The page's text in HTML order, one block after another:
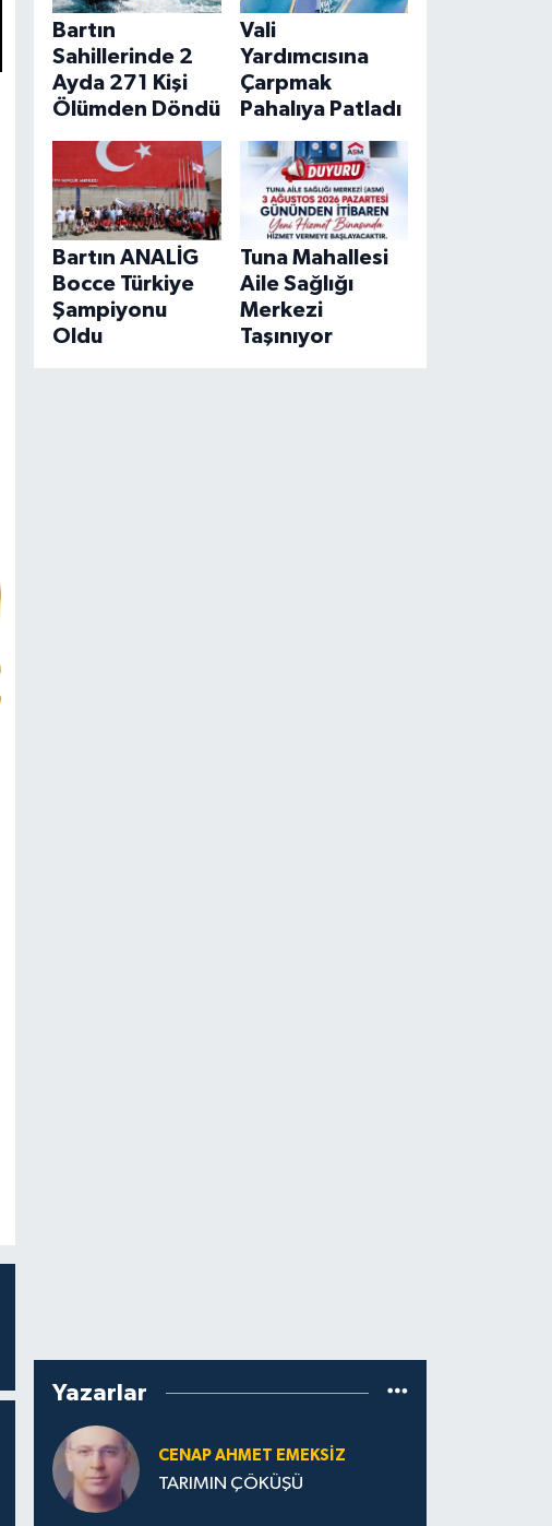
Bartın
Sahillerinde 2
Ayda 271 Kişi
Ölümden Döndü
Vali
Yardımcısına
Çarpmak
Pahalıya Patladı
Bartın ANALİG
Bocce Türkiye
Şampiyonu
Oldu
Tuna Mahallesi
Aile Sağlığı
Merkezi
Taşınıyor
Yazarlar
CENAP AHMET EMEKSİZ
TARIMIN ÇÖKÜŞÜ